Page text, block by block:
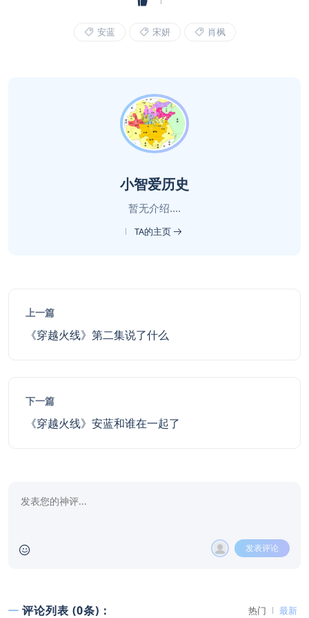
安蓝 宋妍 肖枫
小智爱历史
暂无介绍....
TA的主页
上一篇
《穿越火线》第二集说了什么
下一篇
《穿越火线》安蓝和谁在一起了
发表评论
评论列表 (0条)： 热门 最新